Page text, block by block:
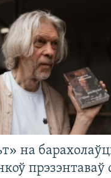
на
прэзэнтаваў